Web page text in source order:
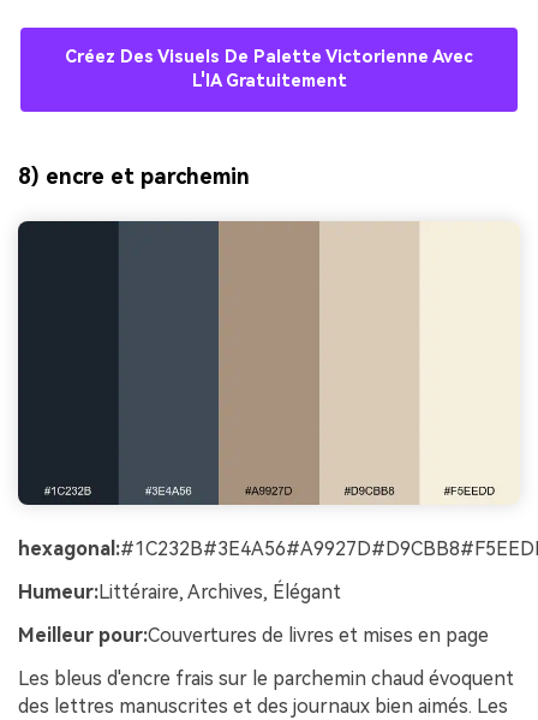
Créez Des Visuels De Palette Victorienne Avec
L'IA Gratuitement
8) encre et parchemin
hexagonal:
Humeur:Littéraire, Archives, Élégant
Meilleur pour:Couvertures de livres et mises en page
Les bleus d'encre frais sur le parchemin chaud évoquent
des lettres manuscrites et des journaux bien aimés. Les